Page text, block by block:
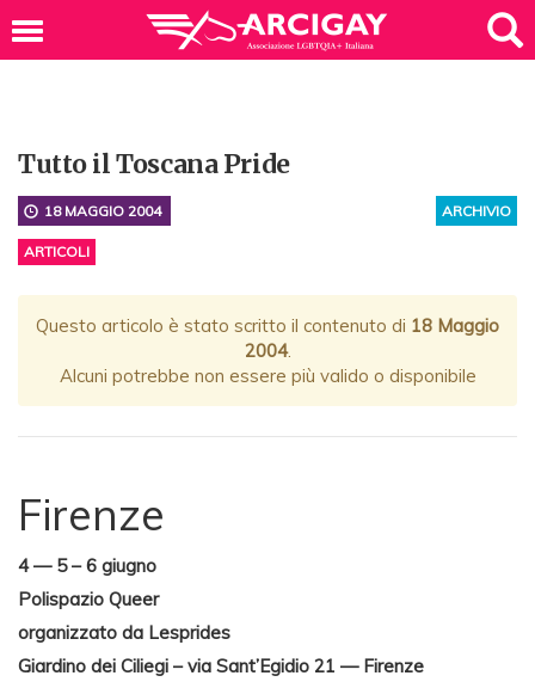
Tutto il Toscana Pride
ARCHIVIO
18 MAGGIO 2004
ARTICOLI
Questo articolo è stato scritto il contenuto di 18 Maggio
2004.
Alcuni potrebbe non essere più valido o disponibile
Firenze
4 — 5 – 6 giugno
Polispazio Queer
organizzato da Lesprides
Giardino dei Ciliegi – via Sant’Egidio 21 — Firenze